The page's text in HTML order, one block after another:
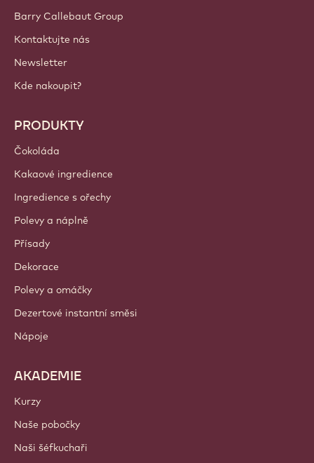
Barry Callebaut Group
Kontaktujte nás
Newsletter
Kde nakoupit?
PRODUKTY
Čokoláda
Kakaové ingredience
Ingredience s ořechy
Polevy a náplně
Přísady
Dekorace
Polevy a omáčky
Dezertové instantní směsi
Nápoje
AKADEMIE
Kurzy
Naše pobočky
Naši šéfkuchaři